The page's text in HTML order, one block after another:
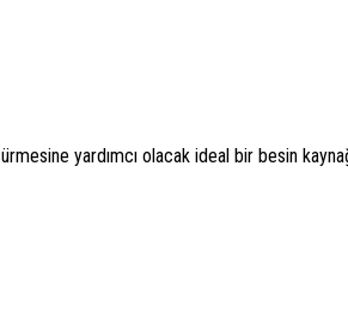
yardımcı olacak ideal bir besin